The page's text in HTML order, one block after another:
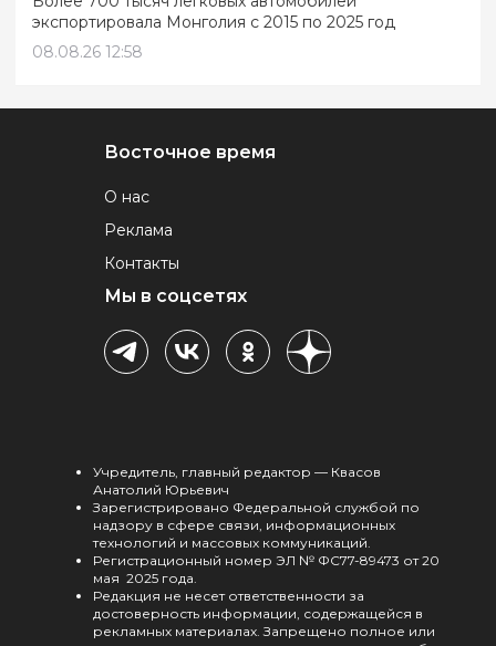
экспортировала Монголия с 2015 по 2025 год
08.08.26 12:58
Восточное время
О нас
Реклама
Контакты
Мы в соцсетях
Учредитель, главный редактор — Квасов
Анатолий Юрьевич
Зарегистрировано Федеральной службой по
надзору в сфере связи, информационных
технологий и массовых коммуникаций.
Регистрационный номер ЭЛ № ФС77-89473 от 20
мая 2025 года.
Редакция не несет ответственности за
достоверность информации, содержащейся в
рекламных материалах. Запрещено полное или